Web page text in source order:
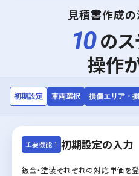
見積書作成
10 のス
操作
初期設定 車両選択 損傷エリア・
主要機能 1 初期設定の入力
鈑金・塗装それぞれの対応単価を